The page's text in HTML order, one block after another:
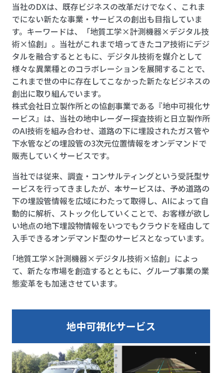
当社のDXは、既存ビジネスの改革だけでなく、これま
でにない新たな事業・サービスの創出も目指していま
す。キーワードは、「地質工学×計測機器×デジタル技
術×協創」。当社がこれまで培ってきたコア技術にデジ
タルを融合するとともに、デジタル技術を媒介として
様々な異業種とのコラボレーションを展開することで、
これまで世の中に存在してこなかった新たなビジネスの
創出に取り組んでいます。
株式会社日立製作所との協創事業である『地中可視化サ
ービス』は、当社の地中レーダー探査技術と日立製作所
のAI技術を組み合わせ、道路の下に埋設されたガス管や
下水管などの埋設管の3次元位置情報をオンデマンドで
販売していくサービスです。
当社では従来、調査・コンサルティングという受託型サ
ービスを行ってきましたが、本サービスは、予め道路の
下の埋設管情報を広域にわたって取得し、AIによって自
動的に解析、ストック化していくことで、お客様が欲し
い地点の地下埋設物情報をいつでもクラウドを経由して
入手できるオンデマンド型のサービスとなっています。
「地質工学×計測機器×デジタル技術×協創」によっ
て、新たな市場を創造するとともに、グループ事業の業
態変革をも加速させています。
地中可視化サービス